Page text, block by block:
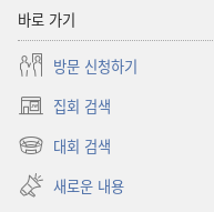
바로 가기
방문 신청하기
집회 검색
(새로운
창
대회 검색
(새로운
창
열기)
새로운 내용